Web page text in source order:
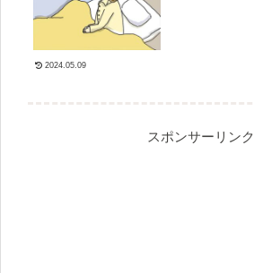
2024.05.09
スポンサーリンク